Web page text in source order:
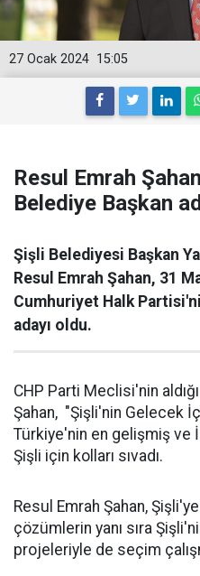
15:05
27 Ocak 2024
Resul Emrah
Belediye Başkan
Şişli Belediyesi Başkan
Resul Emrah Şahan, 31
Cumhuriyet Halk
adayı oldu.
CHP Parti Meclisi'nin
Şahan, "Şişli'nin Gelecek
Türkiye'nin en gelişmiş ve
Şişli için kolları sıvadı.
Resul Emrah Şahan,
çözümlerin yanı sıra
projeleriyle de seçim